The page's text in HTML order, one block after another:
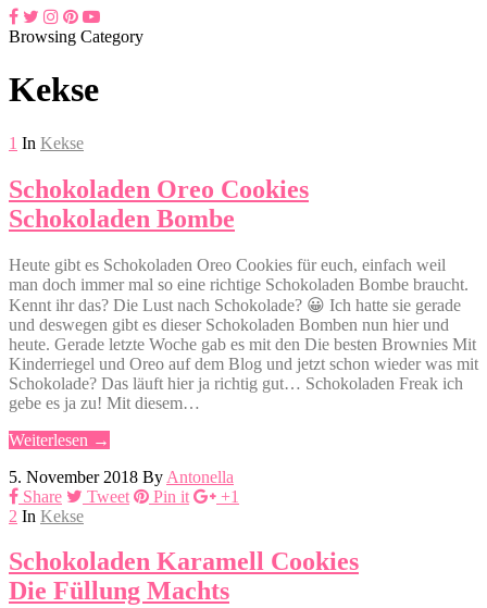
Browsing Category
Kekse
1 In Kekse
Schokoladen Oreo Cookies
Schokoladen Bombe
Heute gibt es Schokoladen Oreo Cookies für euch, einfach weil
man doch immer mal so eine richtige Schokoladen Bombe braucht.
Kennt ihr das? Die Lust nach Schokolade? 😀 Ich hatte sie gerade
und deswegen gibt es dieser Schokoladen Bomben nun hier und
heute. Gerade letzte Woche gab es mit den Die besten Brownies Mit
Kinderriegel und Oreo auf dem Blog und jetzt schon wieder was mit
Schokolade? Das läuft hier ja richtig gut… Schokoladen Freak ich
gebe es ja zu! Mit diesem…
Weiterlesen →
5. November 2018 By Antonella
Share
Tweet Pin it
+1
2 In Kekse
Schokoladen Karamell Cookies
Die Füllung Machts